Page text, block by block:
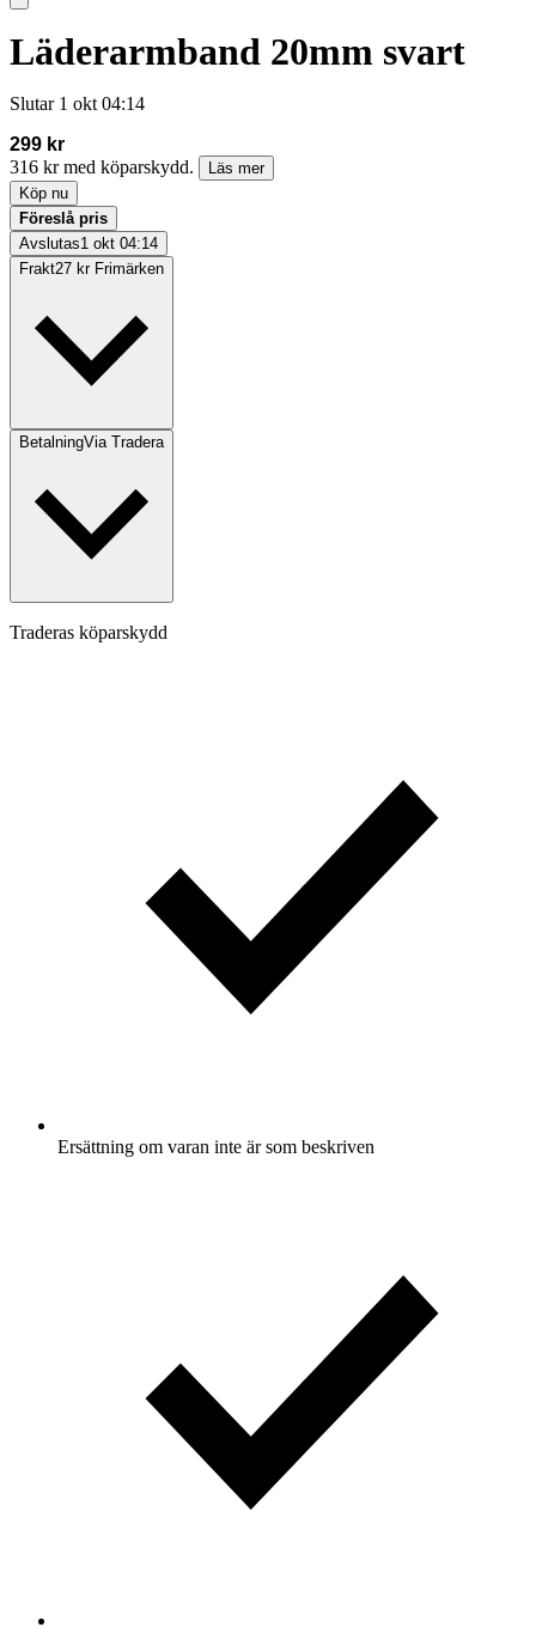
Läderarmband 20mm svart
Slutar 1 okt 04:14
299 kr
316 kr med köparskydd.
Läs mer
Köp nu
Föreslå pris
Avslutas1 okt 04:14
Frakt27 kr Frimärken
BetalningVia Tradera
Traderas köparskydd
Ersättning om varan inte är som beskriven